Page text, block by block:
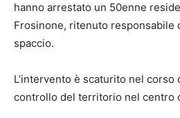
hanno arrestato un 50enne
Frosinone, ritenuto responsabile
spaccio.
L’intervento è scaturito nel
controllo del territorio nel centro